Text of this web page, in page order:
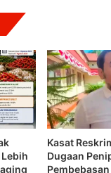
Kasat
Dugaan